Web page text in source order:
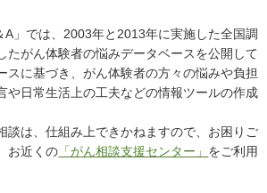
A」では、2003年と2013年に実施した全国調
たがん体験者の悩みデータベースを公開して
スに基づき、がん体験者の方々の悩みや負担
や日常生活上の工夫などの情報ツールの作成
談は、仕組み上できかねますので、お困りご
お近くの 「がん相談支援センター」 をご利用